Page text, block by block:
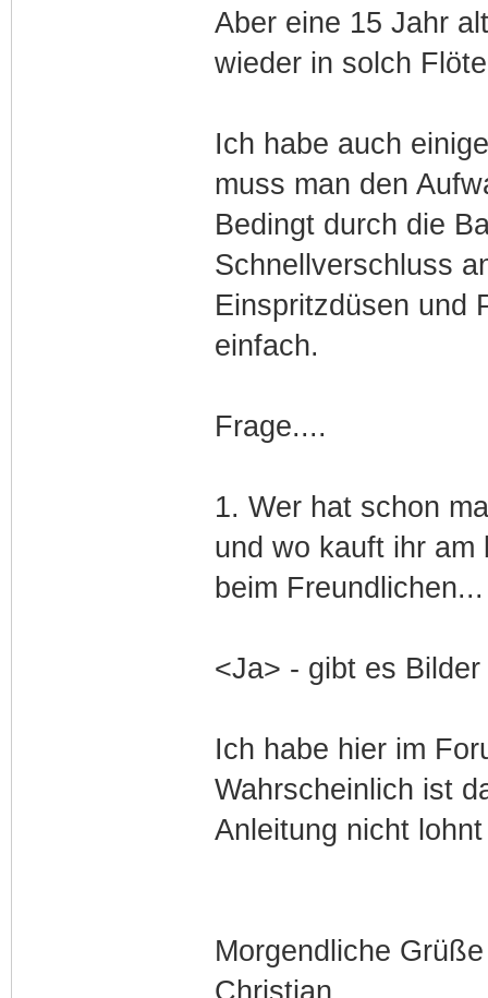
Aber eine 15 Jahr
wieder in solch
Ich habe auch
muss man den
Bedingt durch die
Schnellverschluss
Einspritzdüsen und
einfach.
Frage....
1. Wer hat schon
und wo kauft ihr
beim
<Ja> - gibt es Bilder
Ich habe hier im
Wahrscheinlich ist
Anleitung nicht
Morgendliche Grüße
Christian